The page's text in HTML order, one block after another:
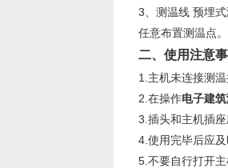
3、测温线 预埋
任意布置测温点
二、 使用注意
1.主机未连接测
2.在操作电子建
3.插头和主机插
4.使用完毕后应
5.不要自行打开